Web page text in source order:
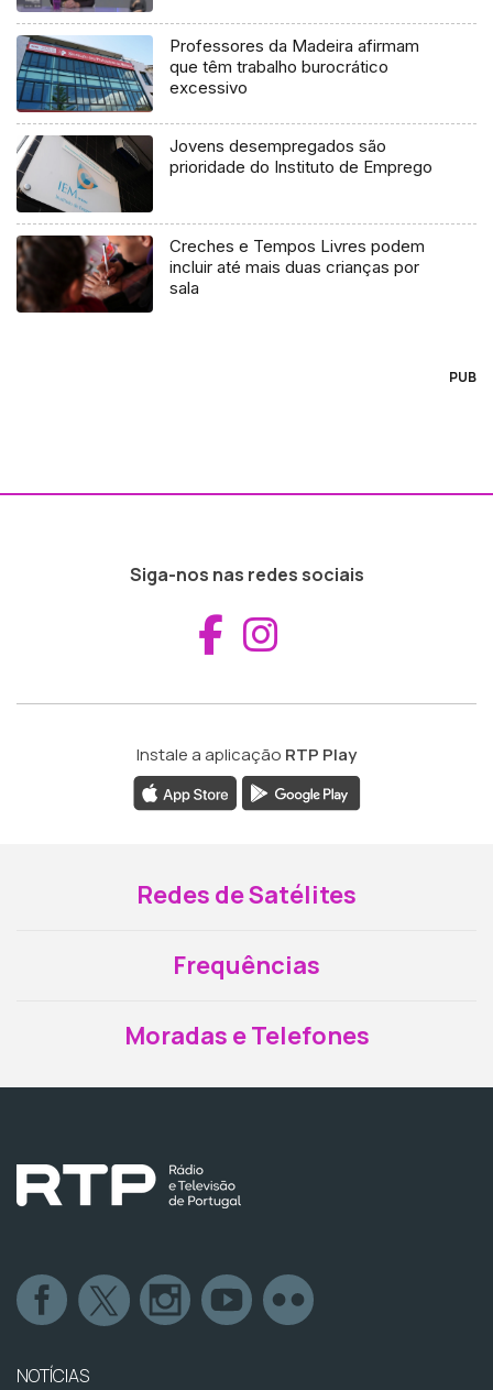
Professores da Madeira afirmam
que têm trabalho burocrático
excessivo
Jovens desempregados são
prioridade do Instituto de Emprego
Creches e Tempos Livres podem
incluir até mais duas crianças por
sala
PUB
Siga-nos nas redes sociais
Aceder ao
Instale a aplicação RTP Play
Redes de Satélites
Frequências
Moradas e Telefones
NOTÍCIAS